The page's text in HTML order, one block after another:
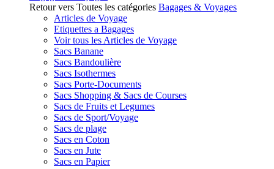
Retour vers Toutes les catégories Bagages & Voyages
Articles de Voyage
Etiquettes a Bagages
Voir tous les Articles de Voyage
Sacs Banane
Sacs Bandoulière
Sacs Isothermes
Sacs Porte-Documents
Sacs Shopping & Sacs de Courses
Sacs de Fruits et Legumes
Sacs de Sport/Voyage
Sacs de plage
Sacs en Coton
Sacs en Jute
Sacs en Papier